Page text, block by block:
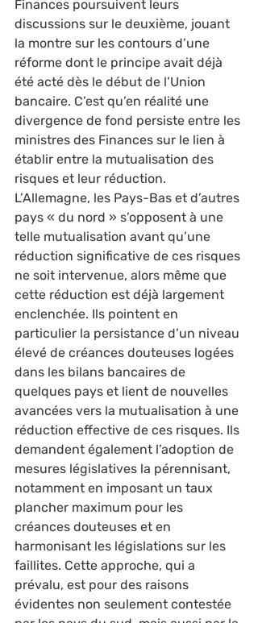
Finances poursuivent leurs
discussions sur le deuxième, jouant
la montre sur les contours d’une
réforme dont le principe avait déjà
été acté dès le début de l’Union
bancaire. C’est qu’en réalité une
divergence de fond persiste entre les
ministres des Finances sur le lien à
établir entre la mutualisation des
risques et leur réduction.
L’Allemagne, les Pays-Bas et d’autres
pays « du nord » s’opposent à une
telle mutualisation avant qu’une
réduction significative de ces risques
ne soit intervenue, alors même que
cette réduction est déjà largement
enclenchée. Ils pointent en
particulier la persistance d’un niveau
élevé de créances douteuses logées
dans les bilans bancaires de
quelques pays et lient de nouvelles
avancées vers la mutualisation à une
réduction effective de ces risques. Ils
demandent également l’adoption de
mesures législatives la pérennisant,
notamment en imposant un taux
plancher maximum pour les
créances douteuses et en
harmonisant les législations sur les
faillites. Cette approche, qui a
prévalu, est pour des raisons
évidentes non seulement contestée